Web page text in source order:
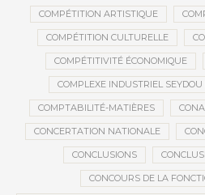
COMPÉTITION ARTISTIQUE
COMPÉTITION CULTURELLE
COMPÉTITIVITÉ ÉCONOMIQUE
COMPLEXE INDUSTRIEL
COMPTABILITÉ-MATIÈRES
CONCERTATION NATIONALE
CONCLUSIONS
CONCOURS DE LA